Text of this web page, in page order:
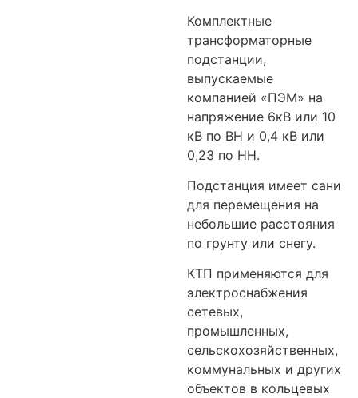
Комплектные
трансформаторные
подстанции,
выпускаемые
компанией «ПЭМ» на
напряжение 6кВ или 10
кВ по ВН и 0,4 кВ или
0,23 по НН.
Подстанция имеет сани
для перемещения на
небольшие расстояния
по грунту или снегу.
КТП применяются для
электроснабжения
сетевых,
промышленных,
сельскохозяйственных,
коммунальных и других
объектов в кольцевых